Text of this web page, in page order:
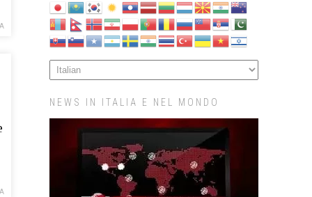
NEWS IN ITALIA E NEL MONDO